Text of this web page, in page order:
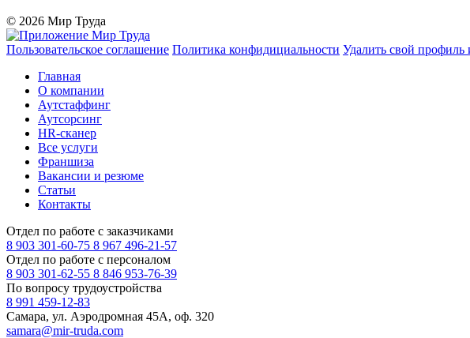
© 2026 Мир Труда
Пользовательское соглашение Политика конфидициальности Удалить свой профиль
Главная
О компании
Аутстаффинг
Аутсорсинг
HR-сканер
Все услуги
Франшиза
Вакансии и резюме
Статьи
Контакты
Отдел по работе с заказчиками
8 903 301-60-75 8 967 496-21-57
Отдел по работе с персоналом
8 903 301-62-55 8 846 953-76-39
По вопросу трудоустройства
8 991 459-12-83
Самара, ул. Аэродромная 45А, оф. 320
samara@mir-truda.com